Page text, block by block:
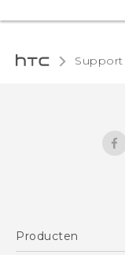
Support
Producten